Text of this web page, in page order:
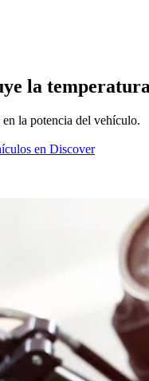
la
la potencia del vehículo.
en Discover